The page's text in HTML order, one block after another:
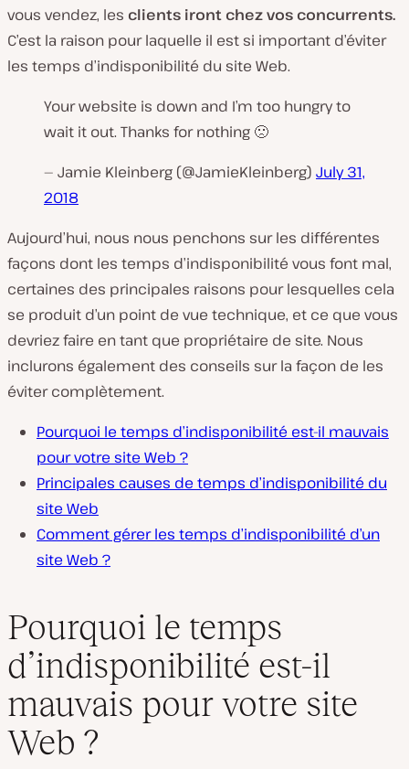
vous vendez, les clients iront chez vos concurrents.
C’est la raison pour laquelle il est si important d’éviter
les temps d’indisponibilité du site Web.
Your website is down and I’m too hungry to
wait it out. Thanks for nothing 🙁
— Jamie Kleinberg (@JamieKleinberg) July 31,
2018
Aujourd’hui, nous nous penchons sur les différentes
façons dont les temps d’indisponibilité vous font mal,
certaines des principales raisons pour lesquelles cela
se produit d’un point de vue technique, et ce que vous
devriez faire en tant que propriétaire de site. Nous
inclurons également des conseils sur la façon de les
éviter complètement.
Pourquoi le temps d’indisponibilité est-il mauvais
pour votre site Web ?
Principales causes de temps d’indisponibilité du
site Web
Comment gérer les temps d’indisponibilité d’un
site Web ?
Pourquoi le temps
d’indisponibilité est-il
mauvais pour votre site
Web ?